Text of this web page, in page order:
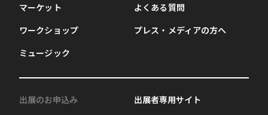
マーケット
ワークショップ
ミュージック
よくある質問
プレス・メディアの方へ
出展のお申込み
出展者専用サイト